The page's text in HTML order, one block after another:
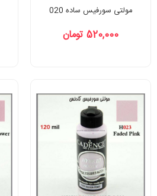
مولتی سورفیس ساده 020
520,000 تومان